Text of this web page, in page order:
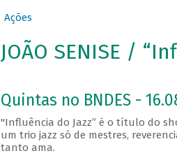
Ações
JOÃO SENISE /
Quintas no BNDES -
"Influência do Jazz” é o título do
um trio jazz só de mestres,
tanto ama.